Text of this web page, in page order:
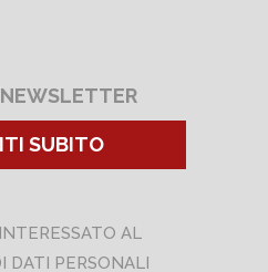
SUBITO
AL
DATI PERSONALI